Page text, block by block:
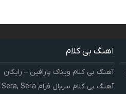
اهنگ بی کلام
آهنگ بی کلام ویناک پارافین – رایگان